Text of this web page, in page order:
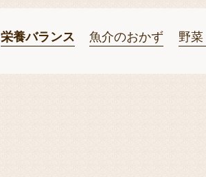
栄養バランス 魚介のおかず 野